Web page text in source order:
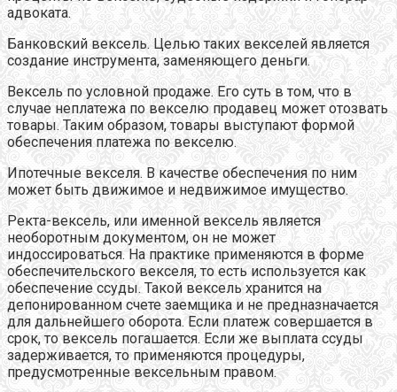
адвоката.
Банковский вексель. Целью таких векселей является
создание инструмента, заменяющего деньги.
Вексель по условной продаже. Его суть в том, что в
случае неплатежа по векселю продавец может отозвать
товары. Таким образом, товары выступают формой
обеспечения платежа по векселю.
Ипотечные векселя. В качестве обеспечения по ним
может быть движимое и недвижимое имущество.
Ректа-вексель, или именной вексель является
необоротным документом, он не может
индоссироваться. На практике применяются в форме
обеспечительского векселя, то есть используется как
обеспечение ссуды. Такой вексель хранится на
депонированном счете заемщика и не предназначается
для дальнейшего оборота. Если платеж совершается в
срок, то вексель погашается. Если же выплата ссуды
задерживается, то применяются процедуры,
предусмотренные вексельным правом.